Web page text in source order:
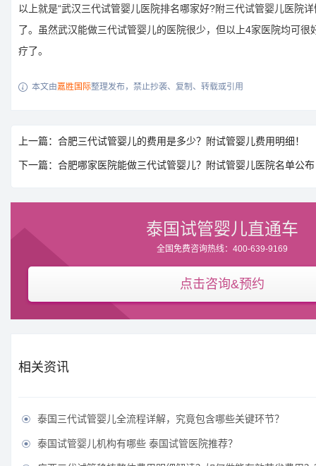
以上就是“武汉三代试管婴儿医院排名哪家好?附三代试管婴儿医院
了。虽然武汉能做三代试管婴儿的医院很少，但以上4家医院均可很
疗了。
 本文由嘉胜国际整理发布，禁止抄袭、复制、转载或引用
上一篇：合肥三代试管婴儿的费用是多少？附试管婴儿费用明细！
下一篇：合肥哪家医院能做三代试管婴儿？附试管婴儿医院名单公
泰国试管婴儿直通车
全国免费咨询热线：400-639-9169
点击咨询&预约
相关资讯
 泰国三代试管婴儿全流程详解，究竟包含哪些关键环节？
 泰国试管婴儿机构有哪些 泰国试管医院推荐？